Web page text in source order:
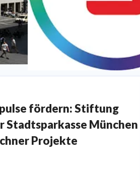
fördern: Stiftung
Stadtsparkasse München
Projekte